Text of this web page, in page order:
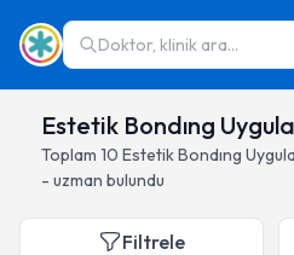
Doktor, klinik ara...
Estetik Bondıng
Toplam 10 Estetik Bondıng
- uzman bulundu
Filtrele